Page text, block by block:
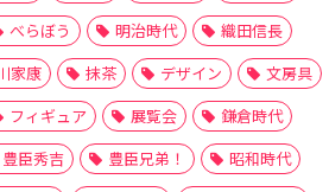
べらぼう
明治時代
織田信長
家康
抹茶 デザイン
文房具
フィギュア
展覧会
鎌倉時代
豊臣秀吉
豊臣兄弟！
昭和時代